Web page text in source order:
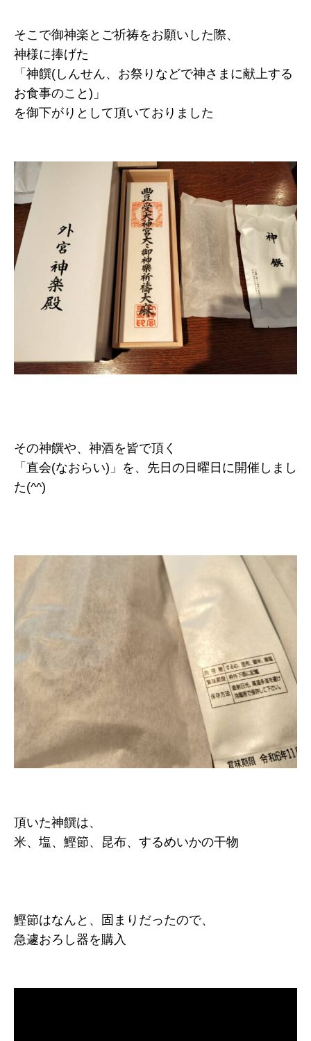
そこで御神楽とご祈祷をお願いした際、
神様に捧げた
「神饌(しんせん、お祭りなどで神さまに献上する
お食事のこと)」
を御下がりとして頂いておりました
その神饌や、神酒を皆で頂く
「直会(なおらい)」を、先日の日曜日に開催しまし
た(^^)
頂いた神饌は、
米、塩、鰹節、昆布、するめいかの干物
鰹節はなんと、固まりだったので、
急遽おろし器を購入